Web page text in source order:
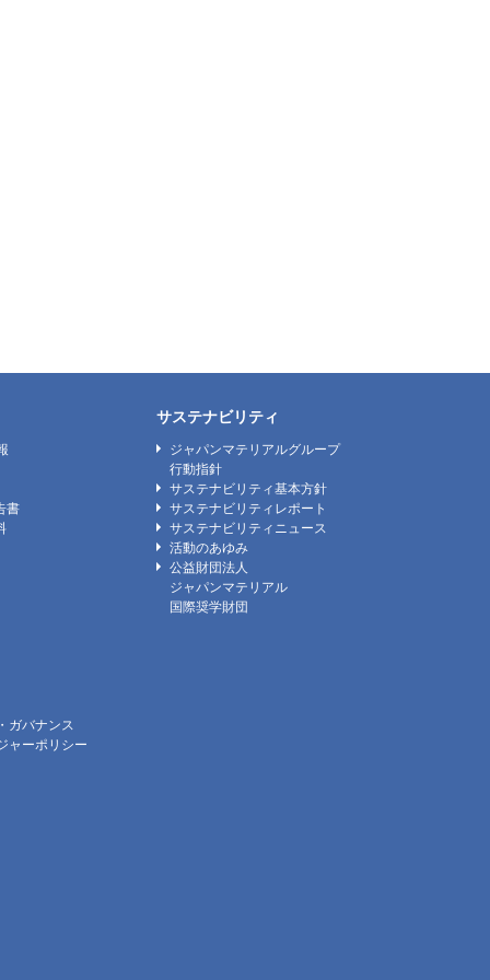
書
ガバナンス
ャーポリシー
サステナビリティ
ジャパンマテリアルグループ
行動指針
サステナビリティ基本方針
サステナビリティレポート
サステナビリティニュース
活動のあゆみ
公益財団法人
ジャパンマテリアル
国際奨学財団